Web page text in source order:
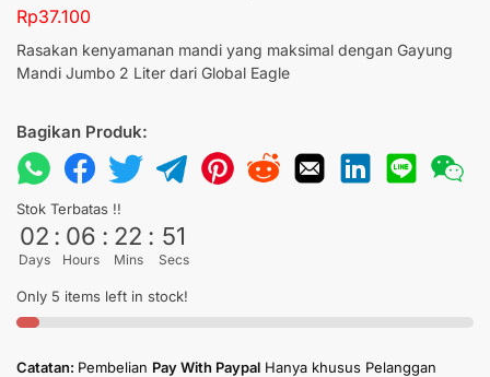
Rp37.100
Rasakan kenyamanan mandi yang maksimal dengan Gayung
Mandi Jumbo 2 Liter dari Global Eagle
Bagikan Produk:
Stok Terbatas !!
02
Days
: 06
Hours
: 22
Mins
: 49
Secs
Only 5 items left in stock!
Catatan: Pembelian Pay With Paypal Hanya khusus Pelanggan